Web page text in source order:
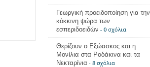
Γεωργική προειδοποίηση για την
κόκκινη ψώρα των
εσπεριδοειδών - 0 σχόλια
Θερίζουν ο Εξώασκος και η
Μονίλια στα Ροδάκινα και τα
Νεκταρίνια - 8 σχόλια